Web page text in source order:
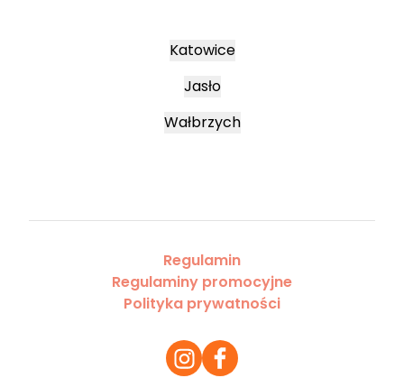
Katowice
Jasło
Wałbrzych
Regulamin
Regulaminy promocyjne
Polityka prywatności